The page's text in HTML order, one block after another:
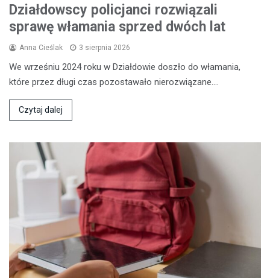
Działdowscy policjanci rozwiązali
sprawę włamania sprzed dwóch lat
Anna Cieślak 3 sierpnia 2026
We wrześniu 2024 roku w Działdowie doszło do włamania,
które przez długi czas pozostawało nierozwiązane.…
Czytaj dalej